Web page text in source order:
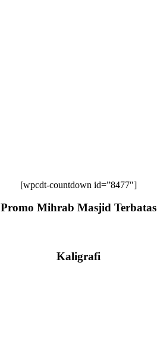
[wpcdt-countdown id=”8477″]
Promo Mihrab Masjid Terbatas
Kaligrafi